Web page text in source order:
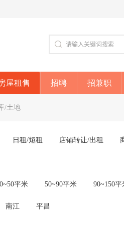
屋租售 招聘 招兼职
/土地
日租/短租 店铺转让/出租
平米 50~90平米 90~150平
南江 平昌